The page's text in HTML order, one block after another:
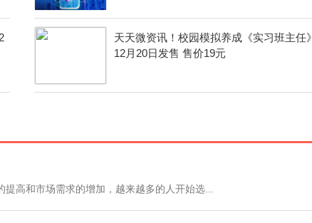
天天微资讯！校园模拟养成《实习班主任》
12月20日发售 售价19元
高和市场需求的增加，越来越多的人开始选...